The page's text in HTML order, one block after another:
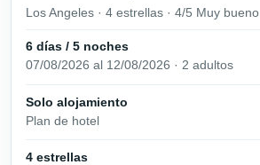
Los Angeles · 4 estrellas · 4/5 Muy bueno
6 días / 5 noches
07/08/2026 al 12/08/2026 · 2 adultos
Solo alojamiento
Plan de hotel
4 estrellas